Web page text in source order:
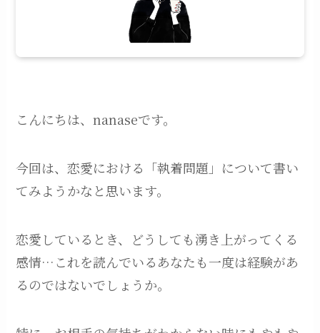
こんにちは、nanaseです。
今回は、恋愛における「執着問題」について書い
てみようかなと思います。
恋愛しているとき、どうしても湧き上がってくる
感情…これを読んでいるあなたも一度は経験があ
るのではないでしょうか。